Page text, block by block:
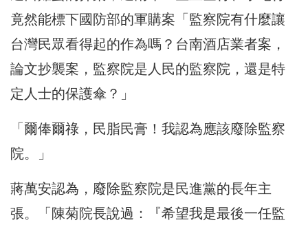
竟然能標下國防部的軍購案「監察院有什麼讓
台灣民眾看得起的作為嗎？台南酒店業者案，
論文抄襲案，監察院是人民的監察院，還是特
定人士的保護傘？」
「爾俸爾祿，民脂民膏！我認為應該廢除監察
院。」
蔣萬安認為，廢除監察院是民進黨的長年主
張。「陳菊院長說過：『希望我是最後一任監